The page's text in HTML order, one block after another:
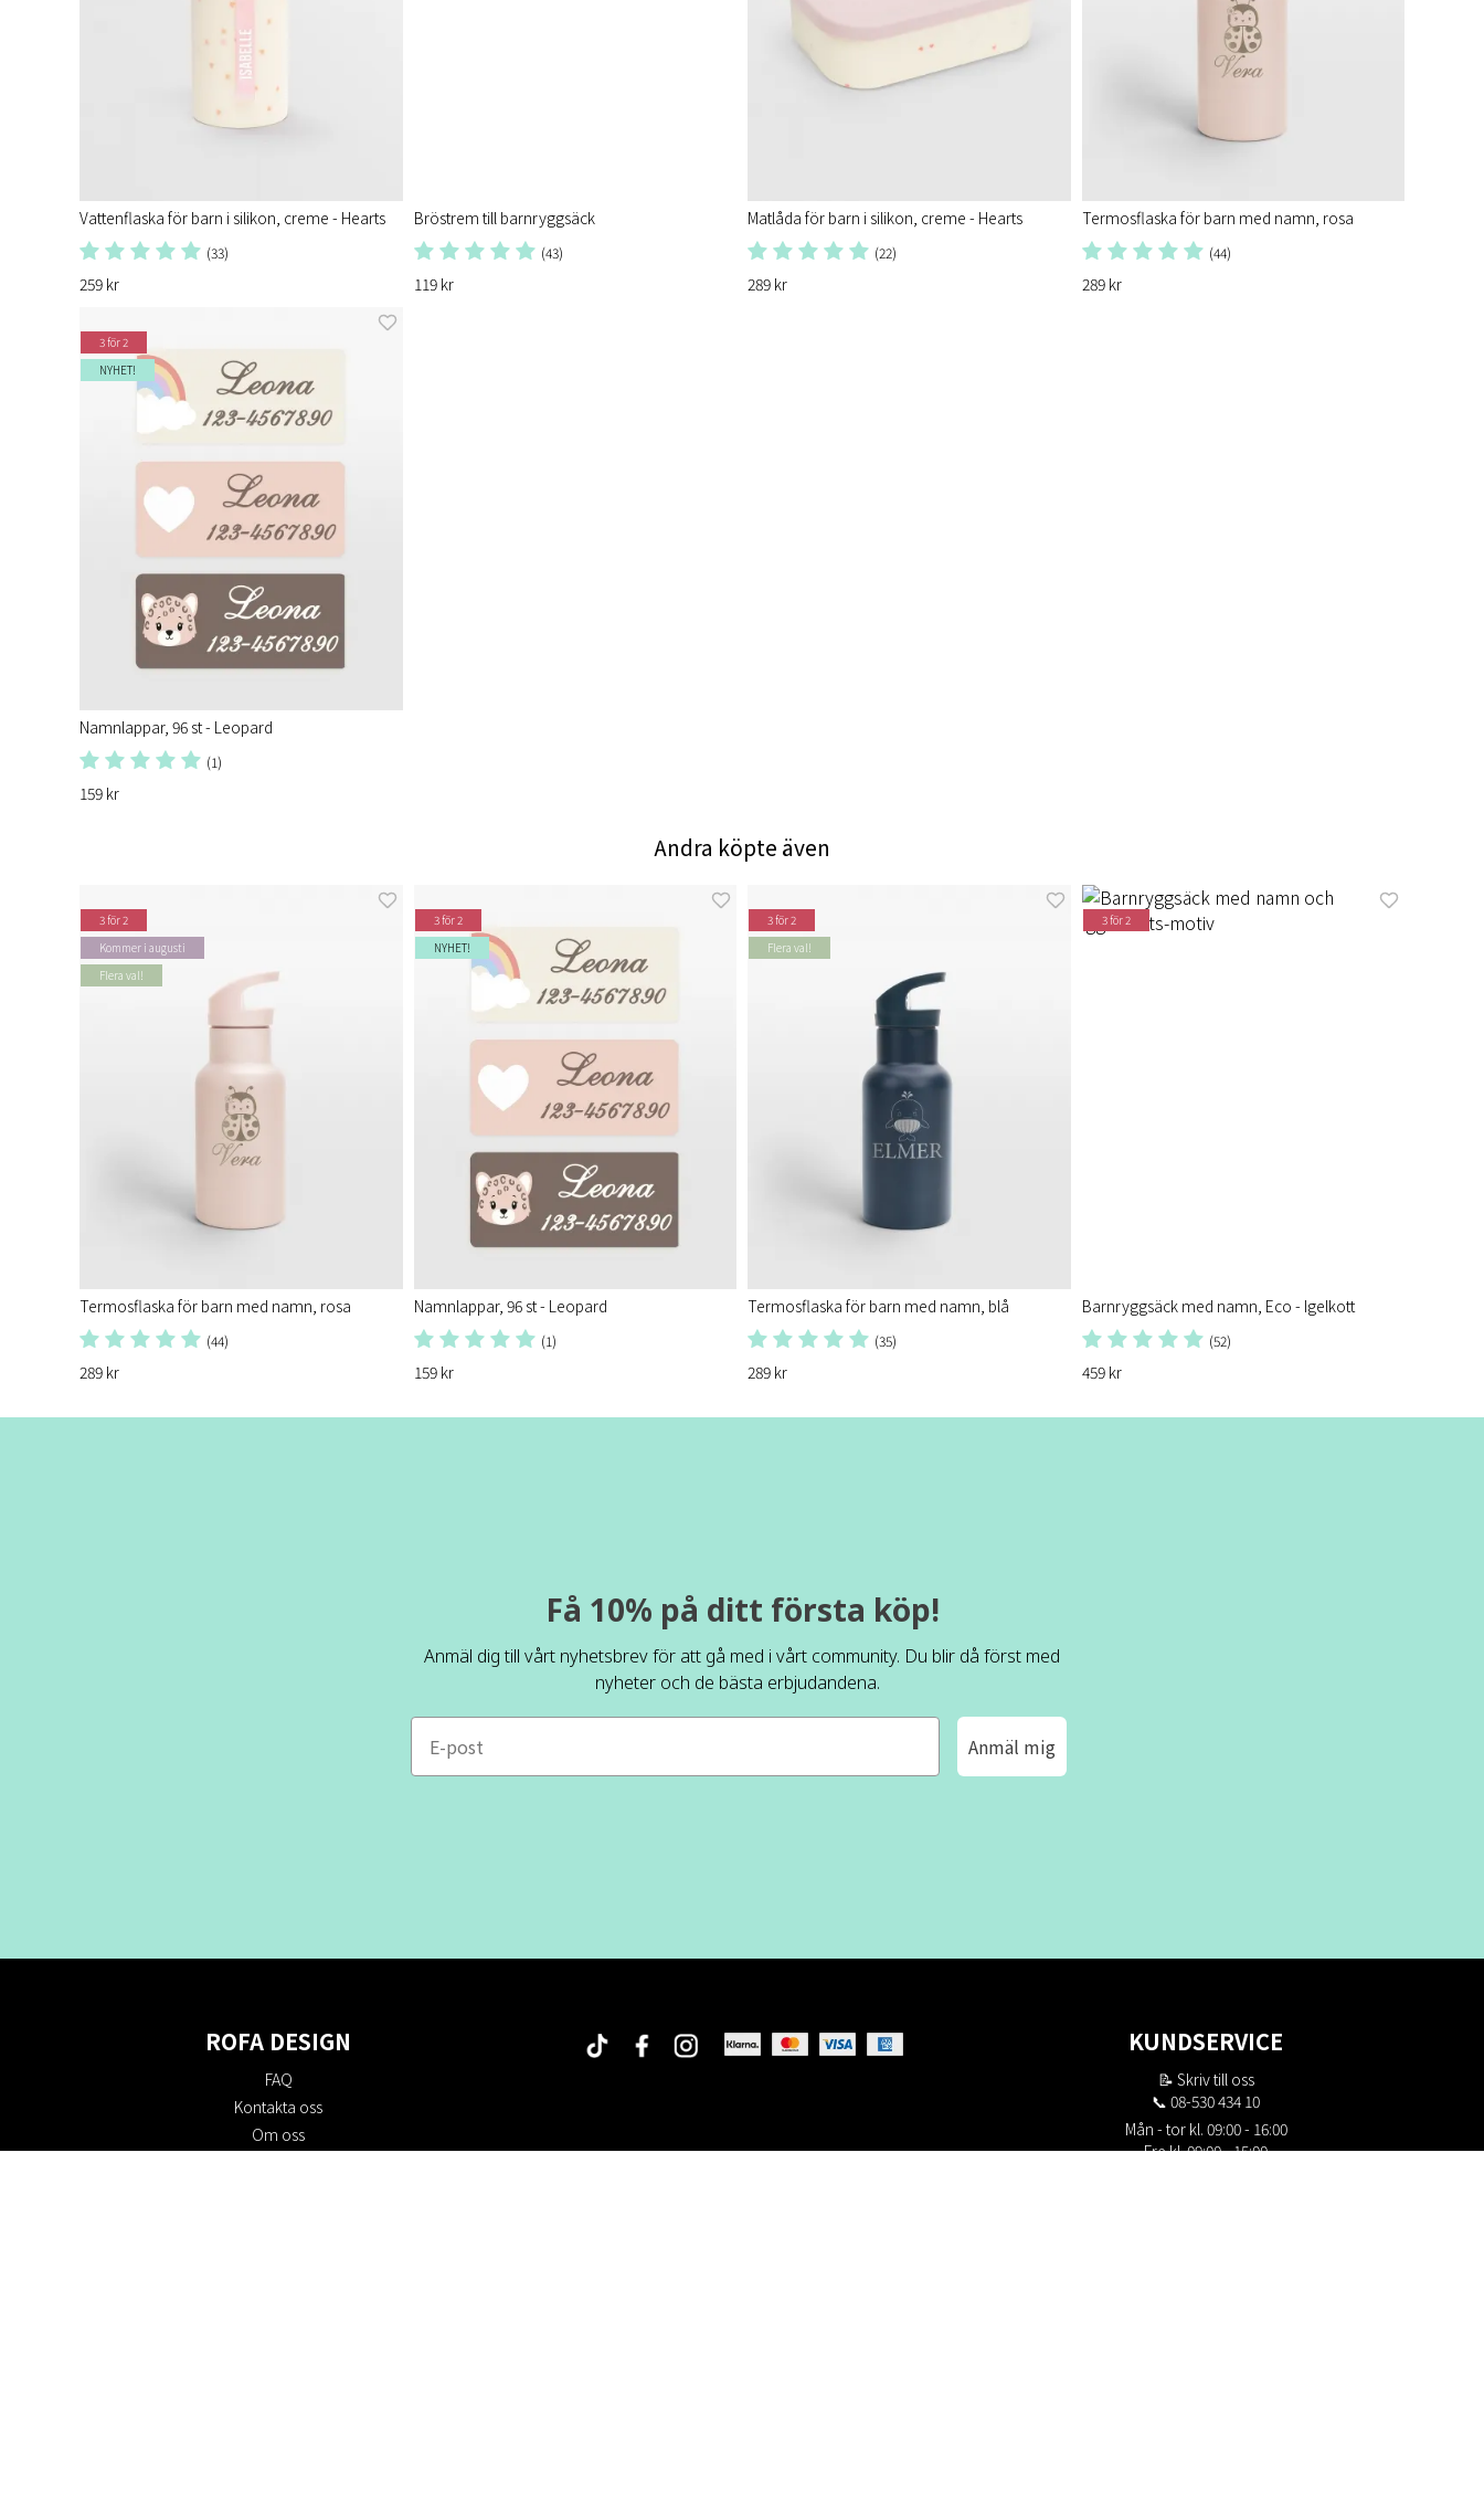
Vattenflaska för barn i silikon, creme - Hearts
(33)
259 kr
Bröstrem till barnryggsäck
(43)
119 kr
Matlåda för barn i silikon, creme - Hearts
(22)
289 kr
Termosflaska för barn med namn, rosa
(44)
289 kr
3 för 2
NYHET!
Namnlappar, 96 st - Leopard
(1)
159 kr
Andra köpte även
3 för 2
Kommer i augusti
Flera val!
Termosflaska för barn med namn, rosa
(44)
289 kr
3 för 2
NYHET!
Namnlappar, 96 st - Leopard
(1)
159 kr
3 för 2
Flera val!
Termosflaska för barn med namn, blå
(35)
289 kr
3 för 2
Barnryggsäck med namn, Eco - Igelkott
(52)
459 kr
Få 10% på ditt första köp!
Anmäl dig till vårt nyhetsbrev för att gå med i vårt community. Du blir då först med
nyheter och de bästa erbjudandena.
e-mail
Anmäl mig
ROFA DESIGN
FAQ
Kontakta oss
Om oss
KUNDSERVICE
📝 Skriv till oss
📞 08-530 434 10
Mån - tor kl. 09:00 - 16:00
Fre kl. 09:00 - 15:00